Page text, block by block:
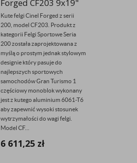
Forged CF203 9x19"
Kute felgi Cinel Forged z serii
200, model CF203. Produkt z
kategorii Felgi Sportowe Seria
200 została zaprojektowana z
myślą o prostym jednak stylowym
designie który pasuje do
najlepszych sportowych
samochodów Gran Turismo 1
częściowy monoblok wykonany
jest z kutego aluminium 6061-T6
aby zapewnić wysoki stosunek
wytrzymałości do wagi felgi.
Model CF...
6 611,25 zł